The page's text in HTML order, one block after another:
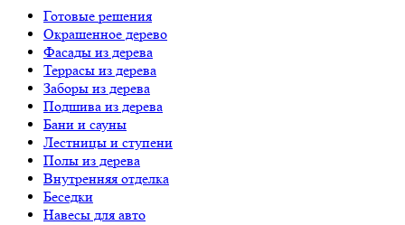
Готовые решения
Окрашенное дерево
Фасады из дерева
Террасы из дерева
Заборы из дерева
Подшива из дерева
Бани и сауны
Лестницы и ступени
Полы из дерева
Внутренняя отделка
Беседки
Навесы для авто